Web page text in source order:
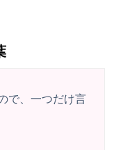
で、一つだけ言